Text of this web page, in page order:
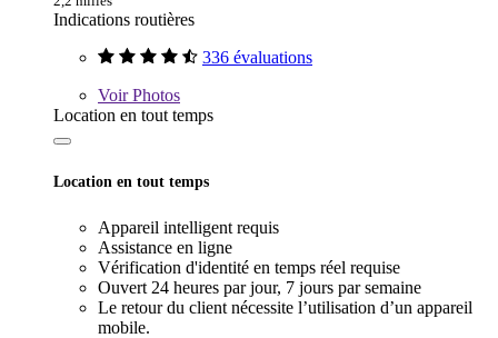
Indications routières
336 évaluations
VoirPhotos
Location en tout temps
Location en tout temps
Appareil intelligent requis
Assistance en ligne
Vérification d'identité en temps réel requise
Ouvert 24 heures par jour, 7 jours par semaine
Le retour du client nécessite l’utilisation d’un appareil
mobile.